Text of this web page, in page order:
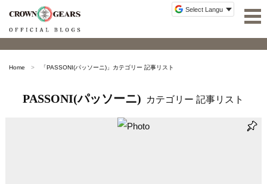
Home 「PASSONI(パッソーニ) 」カテゴリー 記事リスト
PASSONI(パッソーニ) カテゴリー 記事リスト